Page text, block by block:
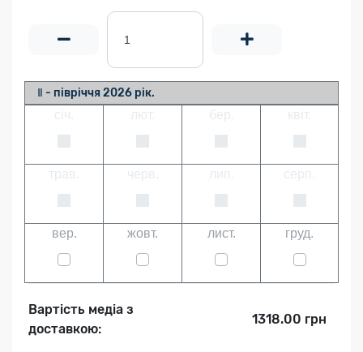
Ⅱ - півріччя 2026 рік.
вер. жовт. лист. груд.
Вартість медіа з
доставкою:
1318.00 грн